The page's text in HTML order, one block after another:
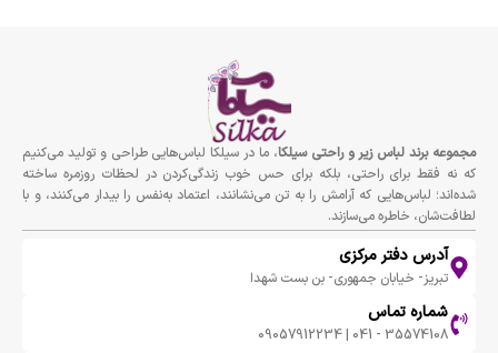
مجموعه برند لباس زير و راحتى سيلكا، ما در سیلکا لباس‌هایی طراحی و تولید می‌کنیم
که نه فقط برای راحتی، بلکه برای حس خوب زندگی‌کردن در لحظات روزمره ساخته
شده‌اند؛ لباس‌هایی که آرامش را به تن می‌نشانند، اعتماد به‌نفس را بیدار می‌کنند، و با
لطافت‌شان، خاطره می‌سازند.
آدرس دفتر مرکزی
تبریز- خیابان جمهوری- بن بست شهدا
شماره تماس
35574108 - 041 | 09057912234